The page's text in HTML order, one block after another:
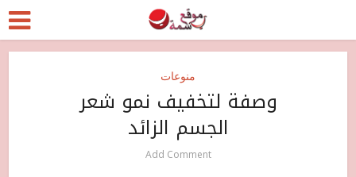
منوعات
وصفة لتخفيف نمو شعر
الجسم الزائد
Add Comment